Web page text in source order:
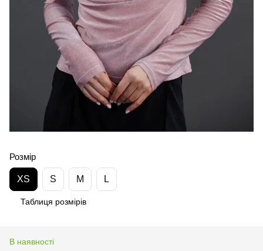
Розмір
XS S M L
Таблиця розмірів
В наявності